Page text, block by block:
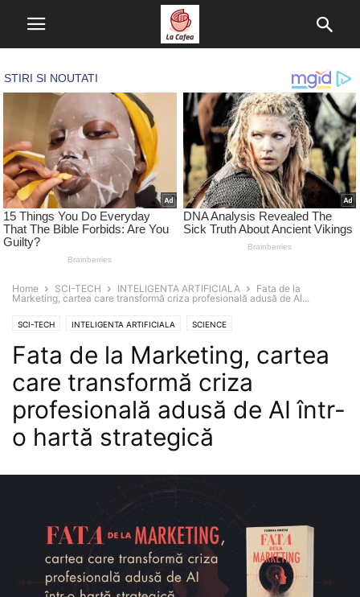
Home SCI-TECH INTELIGENTA ARTIFICIALA
Fata de la
Marketing, cartea care transformă criza profesională adusă de AI...
SCI-TECH INTELIGENTA ARTIFICIALA SCIENCE
Fata de la Marketing, cartea
care transformă criza
profesională adusă de AI într-
o hartă strategică